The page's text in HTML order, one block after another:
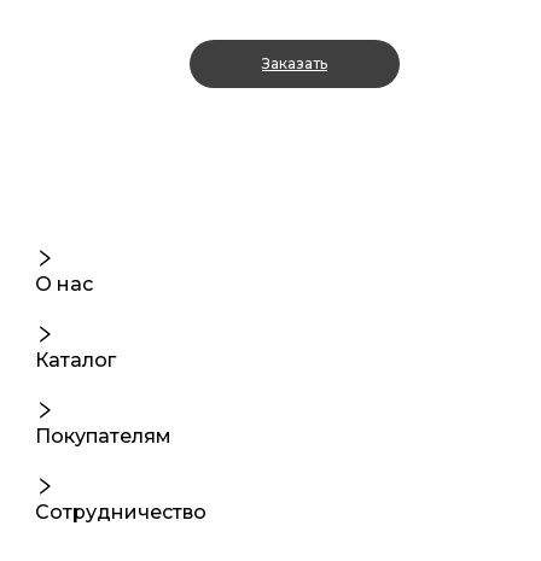
Заказать
О нас
Каталог
Покупателям
Сотрудничество